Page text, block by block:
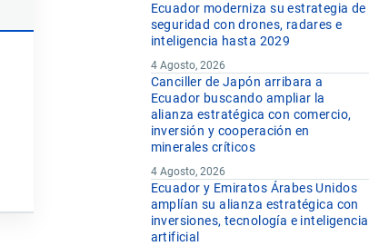
Ecuador moderniza su estrategia de
seguridad con drones, radares e
inteligencia hasta 2029
4 Agosto, 2026
Canciller de Japón arribara a
Ecuador buscando ampliar la
alianza estratégica con comercio,
inversión y cooperación en
minerales críticos
4 Agosto, 2026
Ecuador y Emiratos Árabes Unidos
amplían su alianza estratégica con
inversiones, tecnología e inteligencia
artificial